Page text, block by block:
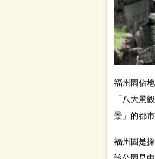
福州園佔
「八大景
景」的都市
福州園是